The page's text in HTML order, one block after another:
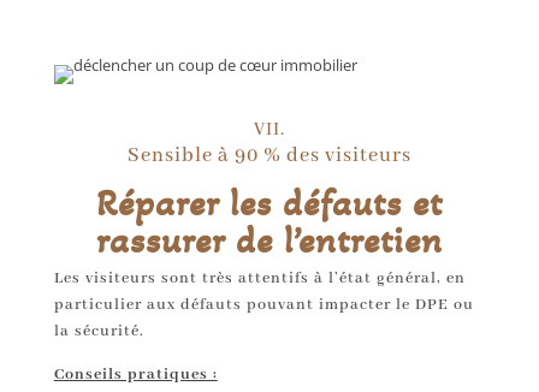
VII.
Sensible à 90 % des visiteurs
Réparer les défauts et
rassurer de l’entretien
Les visiteurs sont très attentifs à l’état général, en
particulier aux défauts pouvant impacter le DPE ou
la sécurité.
Conseils pratiques :